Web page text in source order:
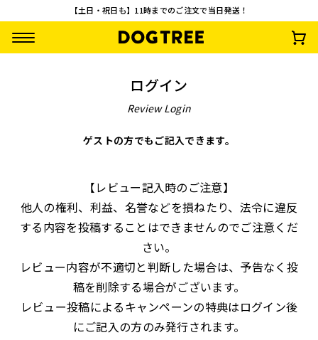
【土日・祝日も】11時までのご注文で当日発送！
スティック3種セッ
(税込)
【お一人様1回限
り・送料無料】おや
つお試し10点セッ
2,500 (税込)
ターキーアキレス M
約30g
¥1,485 (税込)
¥792 (税込)
ログイン
Review Login
ゲストの方でもご記入できます。
【レビュー記入時のご注意】
他人の権利、利益、名誉などを損ねたり、法令に違反
する内容を投稿することはできませんのでご注意くだ
さい。
レビュー内容が不適切と判断した場合は、予告なく投
稿を削除する場合がございます。
レビュー投稿によるキャンペーンの特典はログイン後
にご記入の方のみ発行されます。